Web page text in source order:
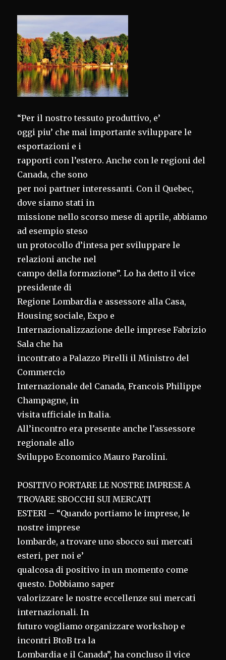
“Per il nostro tessuto produttivo, e’
oggi piu’ che mai importante sviluppare le
esportazioni e i
rapporti con l’estero. Anche con le regioni del
Canada, che sono
per noi partner interessanti. Con il Quebec,
dove siamo stati in
missione nello scorso mese di aprile, abbiamo
ad esempio steso
un protocollo d’intesa per sviluppare le
relazioni anche nel
campo della formazione”. Lo ha detto il vice
presidente di
Regione Lombardia e assessore alla Casa,
Housing sociale, Expo e
Internazionalizzazione delle imprese Fabrizio
Sala che ha
incontrato a Palazzo Pirelli il Ministro del
Commercio
Internazionale del Canada, Francois Philippe
Champagne, in
visita ufficiale in Italia.
All’incontro era presente anche l’assessore
regionale allo
Sviluppo Economico Mauro Parolini.
POSITIVO PORTARE LE NOSTRE IMPRESE A
TROVARE SBOCCHI SUI MERCATI
ESTERI – “Quando portiamo le imprese, le
nostre imprese
lombarde, a trovare uno sbocco sui mercati
esteri, per noi e’
qualcosa di positivo in un momento come
questo. Dobbiamo saper
valorizzare le nostre eccellenze sui mercati
internazionali. In
futuro vogliamo organizzare workshop e
incontri BtoB tra la
Lombardia e il Canada”, ha concluso il vice